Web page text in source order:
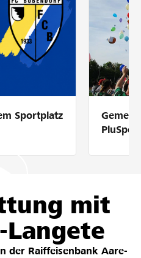
finden
Sportplatz
mit
Langete
der Raiffeisenbank Aare-